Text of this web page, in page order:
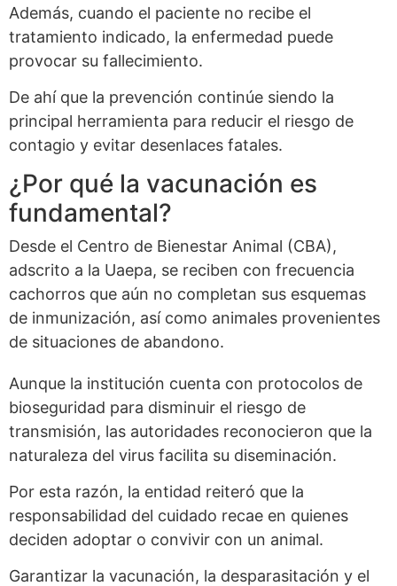
Además, cuando el paciente no recibe el
tratamiento indicado, la enfermedad puede
provocar su fallecimiento.
De ahí que la prevención continúe siendo la
principal herramienta para reducir el riesgo de
contagio y evitar desenlaces fatales.
¿Por qué la vacunación es
fundamental?
Desde el Centro de Bienestar Animal (CBA),
adscrito a la Uaepa, se reciben con frecuencia
cachorros que aún no completan sus esquemas
de inmunización, así como animales provenientes
de situaciones de abandono.
Aunque la institución cuenta con protocolos de
bioseguridad para disminuir el riesgo de
transmisión, las autoridades reconocieron que la
naturaleza del virus facilita su diseminación.
Por esta razón, la entidad reiteró que la
responsabilidad del cuidado recae en quienes
deciden adoptar o convivir con un animal.
Garantizar la vacunación, la desparasitación y el